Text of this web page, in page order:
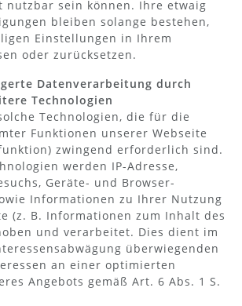
nutzbar sein können. Ihre etwaig
bleiben solange bestehen,
Einstellungen in Ihrem
oder zurücksetzen.
Datenverarbeitung durch
Technologien
Technologien, die für die
Funktionen unserer Webseite
zwingend erforderlich sind.
werden IP-Adresse,
Geräte- und Browser-
Informationen zu Ihrer Nutzung
(z. B. Informationen zum Inhalt des
und verarbeitet. Dies dient im
überwiegenden
an einer optimierten
Angebots gemäß Art. 6 Abs. 1 S.